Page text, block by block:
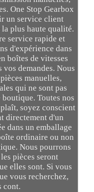
One Stop Gearbox
un service client
plus haute qualité.
service rapide et
d'expérience dans
boîtes de vitesses
vos demandes. Nous
manuelles,
qui ne sont pas
Toutes nos
soyez conscient
directement d'un
dans un emballage
ordinaire ou non
Nous pourrons
pièces seront
elles sont. Si vous
vous recherchez,
cont.